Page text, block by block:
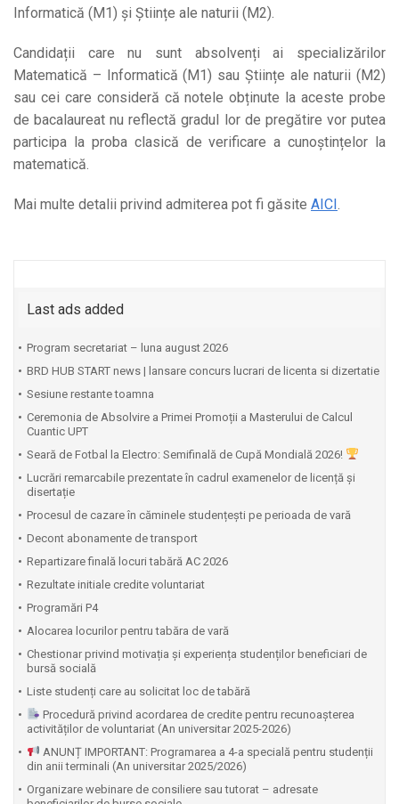
Informatică (M1) și Științe ale naturii (M2).
Candidații care nu sunt absolvenți ai specializărilor
Matematică – Informatică (M1) sau Științe ale naturii (M2)
sau cei care consideră că notele obținute la aceste probe
de bacalaureat nu reflectă gradul lor de pregătire vor putea
participa la proba clasică de verificare a cunoștințelor la
matematică.
Mai multe detalii privind admiterea pot fi găsite AICI
Last ads added
Program secretariat – luna august 2026
BRD HUB START news | lansare concurs lucrari de licenta si dizertatie
Sesiune restante toamna
Ceremonia de Absolvire a Primei Promoții a Masterului de Calcul
Cuantic UPT
⁠Seară de Fotbal la Electro: Semifinală de Cupă Mondială 2026!
Lucrări remarcabile prezentate în cadrul examenelor de licență și
disertație
Procesul de cazare în căminele studențești pe perioada de vară
Decont abonamente de transport
Repartizare finală locuri tabără AC 2026
Rezultate initiale credite voluntariat
Programări P4
Alocarea locurilor pentru tabăra de vară
Chestionar privind motivația și experiența studenților beneficiari de
bursă socială
Liste studenți care au solicitat loc de tabără
Procedură privind acordarea de credite pentru recunoașterea
activităților de voluntariat (An universitar 2025-2026)
ANUNȚ IMPORTANT: Programarea a 4-a specială pentru studenții
din anii terminali (An universitar 2025/2026)
Organizare webinare de consiliere sau tutorat – adresate